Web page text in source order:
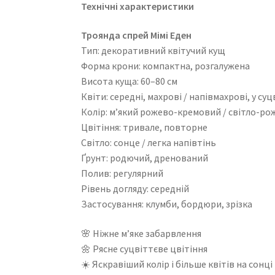
Технічні характеристики
Троянда спрей Мімі Еден
Тип: декоративний квітучий кущ
Форма крони: компактна, розгалужена
Висота куща: 60–80 см
Квіти: середні, махрові / напівмахрові, у
Колір: м’який рожево-кремовий / світло-
Цвітіння: тривале, повторне
Світло: сонце / легка напівтінь
Ґрунт: родючий, дренований
Полив: регулярний
Рівень догляду: середній
Застосування: клумби, бордюри, зрізка
🌸 Ніжне м’яке забарвлення
🌼 Рясне суцвіттєве цвітіння
☀️ Яскравіший колір і більше квітів на сонці